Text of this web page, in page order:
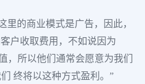
里的商业模式是广告，因此，
客户收取费用，不如说因为
，所以他们通常会愿意为我们
终将以这种方式盈利。”